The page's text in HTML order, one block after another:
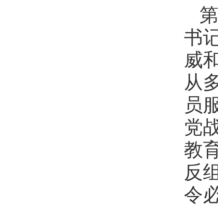
书
威
从
员
党
教
反
令